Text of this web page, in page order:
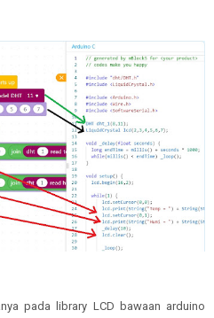
pada library LCD bawaan arduino